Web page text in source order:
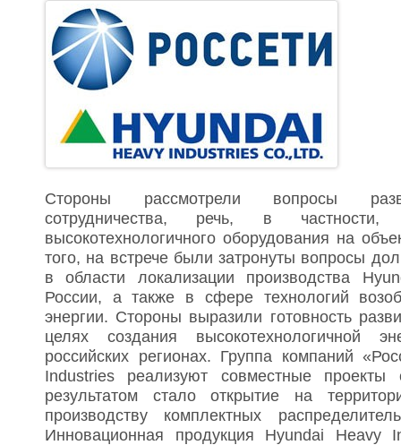
Стороны рассмотрели вопросы
сотрудничества, речь, в
высокотехнологичного оборудования на
того, на встрече были затронуты вопросы
в области локализации производства
России, а также в сфере технологий
энергии. Стороны выразили готовность
целях создания высокотехнологичной
российских регионах. Группа компаний
Industries реализуют совместные
результатом стало открытие на
производству комплектных
Инновационная продукция Hyundai Heavy